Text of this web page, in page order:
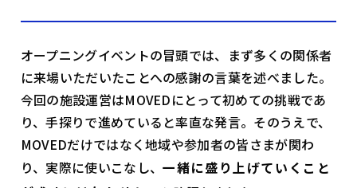
オープニングイベントの冒頭では、まず多くの関係者
に来場いただいたことへの感謝の言葉を述べました。
今回の施設運営はMOVEDにとって初めての挑戦であ
り、手探りで進めていると率直な発言。そのうえで、
MOVEDだけではなく地域や参加者の皆さまが関わ
り、実際に使いこなし、一緒に盛り上げていくこと